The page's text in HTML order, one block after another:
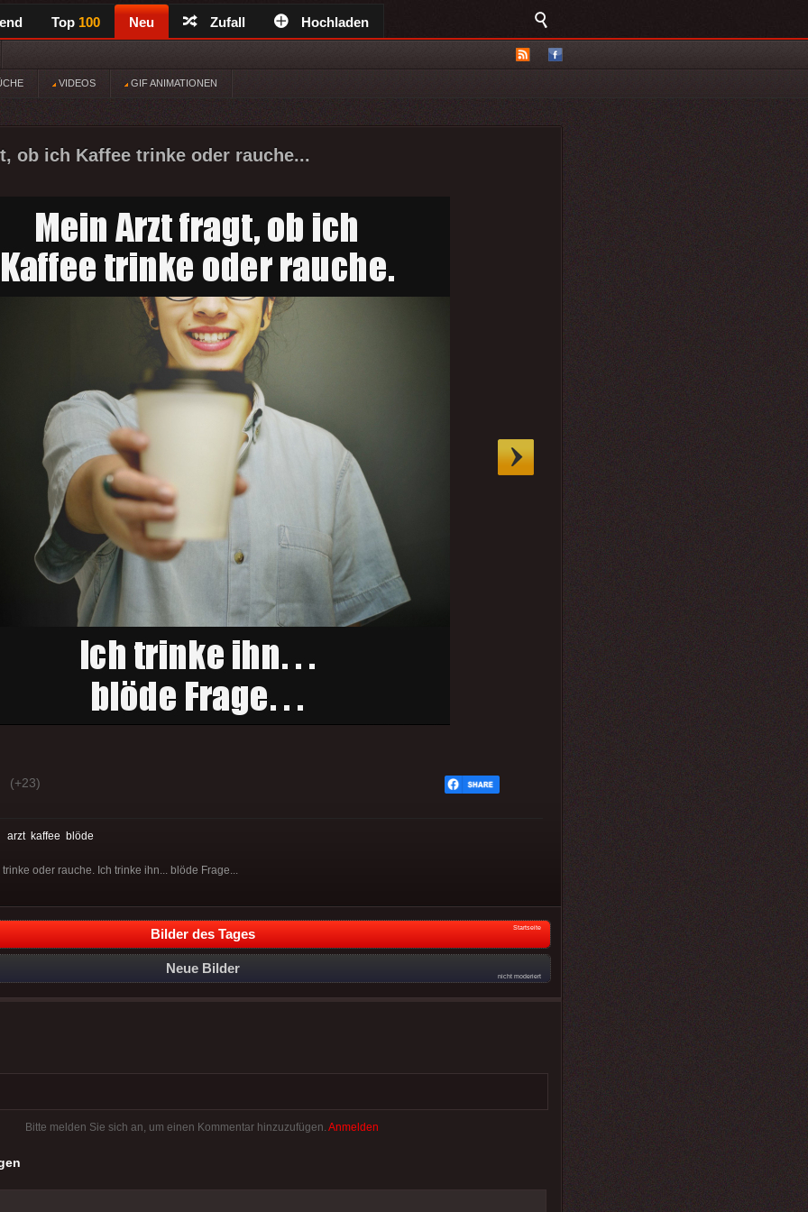
Top 100 Neu Zufall Hochladen
VIDEOS GIF ANIMATIONEN
ob ich Kaffee trinke oder rauche...
(+23)
arzt kaffee blöde
oder rauche. Ich trinke ihn... blöde Frage...
Bilder des Tages Startseite
Neue Bilder
nicht moderiert
Bitte melden Sie sich an, um einen Kommentar hinzuzufügen. Anmelden